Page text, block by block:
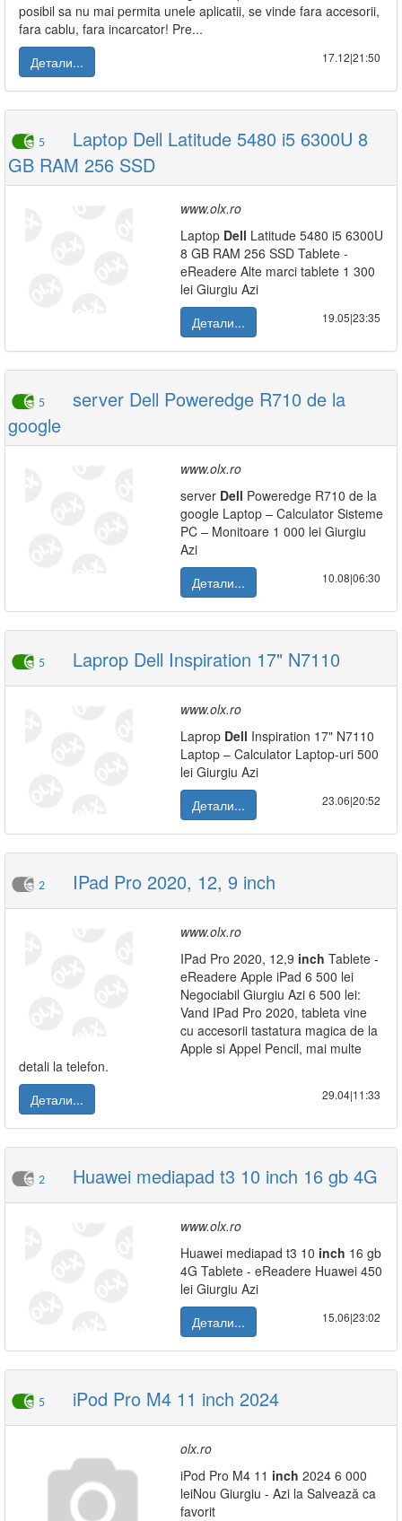
posibil sa nu mai permita unele aplicatii, se vinde fara accesorii,
fara cablu, fara incarcator! Pre...
Детали...
17.12|21:50
5
Laptop Dell Latitude 5480 i5 6300U 8
GB RAM 256 SSD
www.olx.ro
Laptop Dell Latitude 5480 i5 6300U
8 GB RAM 256 SSD Tablete -
eReadere Alte marci tablete 1 300
lei Giurgiu Azi
Детали...
19.05|23:35
5
server Dell Poweredge R710 de la
google
www.olx.ro
server Dell Poweredge R710 de la
google Laptop – Calculator Sisteme
PC – Monitoare 1 000 lei Giurgiu
Azi
Детали...
10.08|06:30
5 Laprop Dell Inspiration 17" N7110
www.olx.ro
Laprop Dell Inspiration 17" N7110
Laptop – Calculator Laptop-uri 500
lei Giurgiu Azi
Детали...
23.06|20:52
2 IPad Pro 2020, 12, 9 inch
www.olx.ro
IPad Pro 2020, 12,9 inch Tablete -
eReadere Apple iPad 6 500 lei
Negociabil Giurgiu Azi 6 500 lei:
Vand IPad Pro 2020, tableta vine
cu accesorii tastatura magica de la
Apple si Appel Pencil, mai multe
detali la telefon.
Детали...
29.04|11:33
2 Huawei mediapad t3 10 inch 16 gb 4G
www.olx.ro
Huawei mediapad t3 10 inch 16 gb
4G Tablete - eReadere Huawei 450
lei Giurgiu Azi
Детали...
15.06|23:02
5 iPod Pro M4 11 inch 2024
olx.ro
iPod Pro M4 11 inch 2024 6 000
leiNou Giurgiu - Azi la Salvează ca
favorit